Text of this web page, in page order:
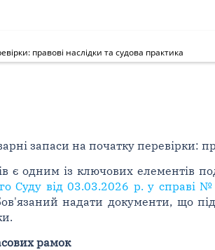
правові наслідки та судова практика
запаси на початку перевірки:
є одним із ключових елементів
Суду від 03.03.2026 р. у справі
надати документи, що
рамок